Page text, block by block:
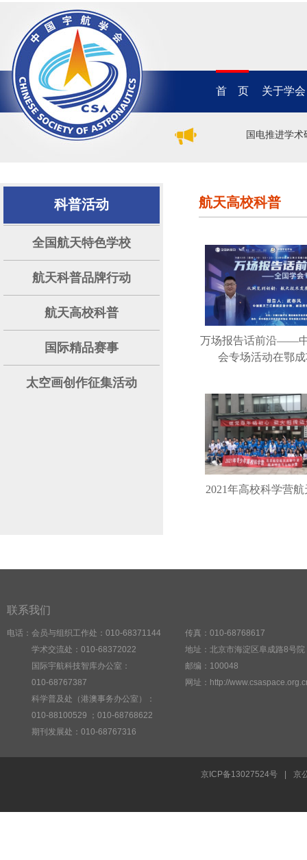
首 页 关于学会
2026年（第二十一届）中国电推进学术
科普活动
全国航天特色学校
航天科普品牌行动
航天高校科普
国际精品赛事
太空画创作征集活动
航天高校科普
万场报告话前沿——
会专场活动在鄂
2021年高校科学营
联系我们
电话：会员与组织工作处：010-68371144
学术交流处：010-68372022
国际宇航科技智库办公室：
010-68767387
科学普及处（港澳事务办公室）：
010-88100529 ；010-68768622
期刊发展处：010-68767316
传真：010-68768617
地址：北京市海淀区阜成路8号院
邮编：100048
网址：http://
京ICP备13027524号 京